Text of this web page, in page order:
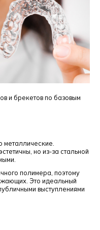
и брекетов по базовым
металлические.
но из-за стальной
полимера, поэтому
Это идеальный
выступлениями